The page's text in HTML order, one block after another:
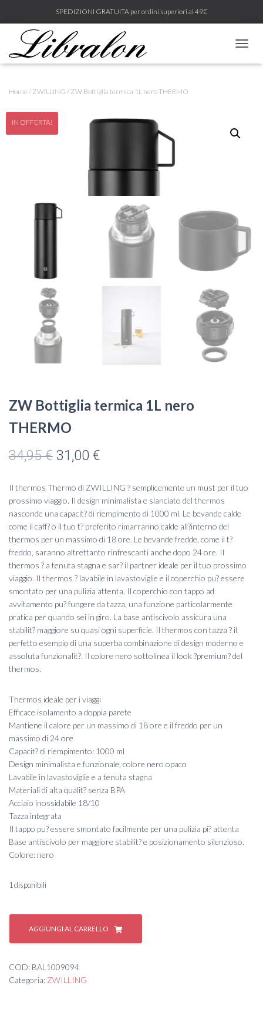
SPEDIZIONI GRATUITA per ordini superiori ai 49€
A
E
Home / ZWILLING / ZW Bottiglia termica 1L nero THERMO
IN OFFERTA!
ZW Bottiglia termica 1L nero
THERMO
34,95€ Il
originale
era:
34,95 €.
31,00 €
attuale
è:
31,00 €.
Il thermos Thermo di ZWILLING ? semplicemente un must per il tuo
prossimo viaggio. Il design minimalista e slanciato del thermos
nasconde una capacit? di riempimento di 1000 ml. Le bevande calde
come il caff? o il tuo t? preferito rimarranno calde all?interno del
thermos per un massimo di 18 ore. Le bevande fredde, come il t?
freddo, saranno altrettanto rinfrescanti anche dopo 24 ore. Il
thermos ? a tenuta stagna e sar? il partner ideale per il tuo prossimo
viaggio. Il thermos ? lavabile in lavastoviglie e il coperchio pu? essere
smontato per una pulizia attenta. Il coperchio con tappo ad
avvitamento pu? fungere da tazza, una funzione particolarmente
pratica per quando sei in giro. La base antiscivolo assicura una
stabilit? maggiore su quasi ogni superficie. Il thermos con tazza ? il
perfetto esempio di una superba combinazione di design moderno e
assoluta funzionalit?. Il colore nero sottolinea il look ?premium? del
thermos.
Thermos ideale per i viaggi
Efficace isolamento a doppia parete
Mantiene il calore per un massimo di 18 ore e il freddo per un
massimo di 24 ore
Capacit? di riempimento: 1000 ml
Design minimalista e funzionale, colore nero opaco
Lavabile in lavastoviglie e a tenuta stagna
Materiali di alta qualit? senza BPA
Acciaio inossidabile 18/10
Tazza integrata
Il tappo pu? essere smontato facilmente per una pulizia pi? attenta
Base antiscivolo per maggiore stabilit? e posizionamento silenzioso.
Colore: nero
1 disponibili
ZW
Bottiglia
termica
nero
THERMO
AGGIUNGI AL CARRELLO
COD: BAL1009094
Categoria: ZWILLING